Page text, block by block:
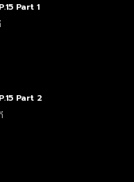
Part 1
Part 2